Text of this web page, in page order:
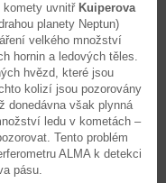
komety uvnitř Kuiperova
planety Neptun)
velkého množství
hornin a ledových těles.
hvězd, které jsou
kolizí jsou pozorovány
donedávna však plynná
ledu v kometách –
Tento problém
ALMA k detekci
pásu.